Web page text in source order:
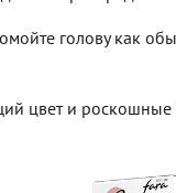
голову как
цвет и